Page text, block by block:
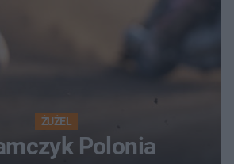
ŻUŻEL
Polonia